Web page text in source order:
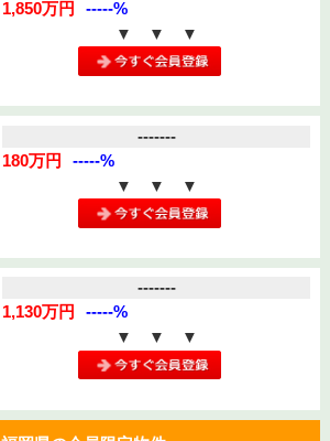
1,850万円
-----%
▼ ▼ ▼
-------
180万円
-----%
▼ ▼ ▼
-------
1,130万円
-----%
▼ ▼ ▼